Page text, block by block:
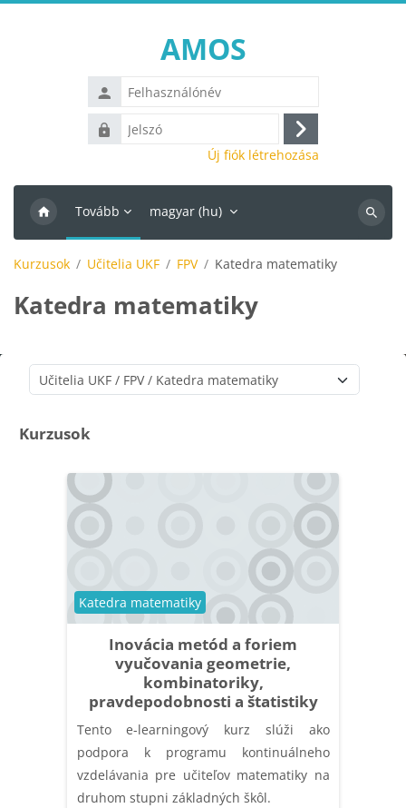
AMOS
Felhasználónév
Jelszó
Belépés
Új fiók létrehozása
Tovább magyar ‎(hu)‎
Kurzusok Učitelia UKF FPV Katedra matematiky
Katedra matematiky
Kurzuskategóriák
Kurzusok
Inovácia metód a foriem
vyučovania geometrie,
kombinatoriky,
pravdepodobnosti a štatistiky
Kurzuskategória
Katedra matematiky
Tento e-learningový kurz slúži ako
podpora k programu kontinuálneho
vzdelávania pre učiteľov matematiky na
druhom stupni základných škôl.